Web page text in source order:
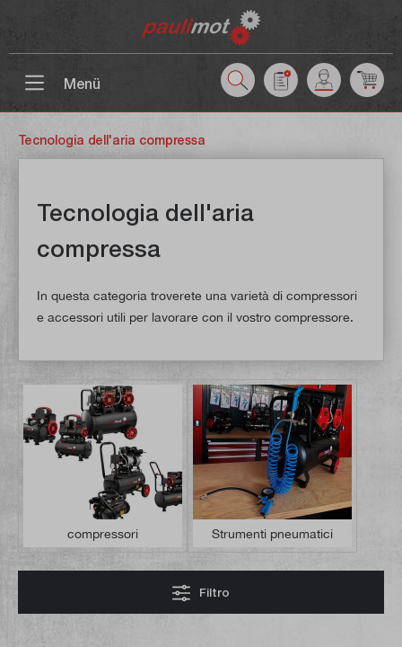
Menü
Tecnologia dell'aria compressa
Tecnologia dell'aria
compressa
In questa categoria troverete una varietà di compressori
e accessori utili per lavorare con il vostro compressore.
compressori Strumenti pneumatici
Filtro